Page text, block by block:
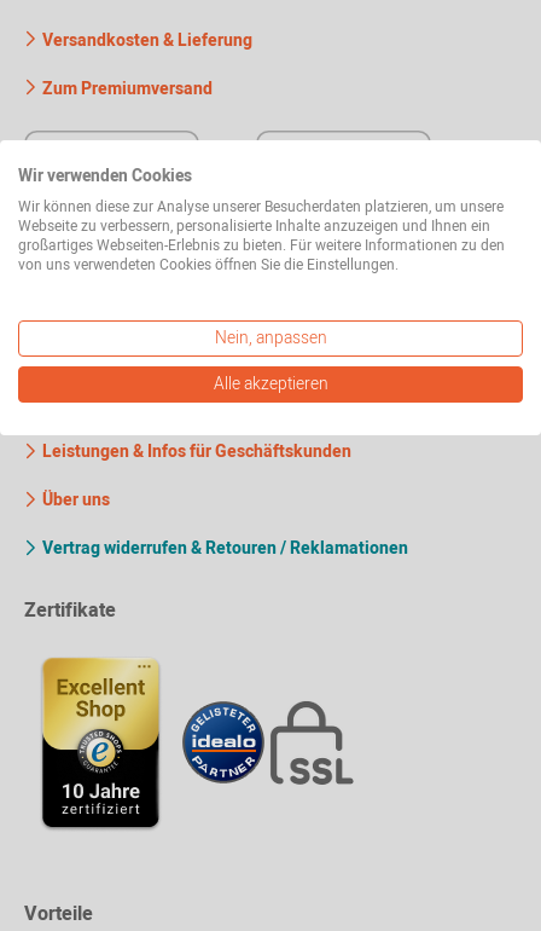
Versandkosten & Lieferung
Zum Premiumversand
Wissenswertes
Häufig gestellte Fragen
Leistungen & Infos für Geschäftskunden
Über uns
Vertrag widerrufen & Retouren / Reklamationen
Zertifikate
Vorteile
Wir verwenden Cookies
Wir können diese zur Analyse unserer Besucherdaten platzieren, um unsere
Webseite zu verbessern, personalisierte Inhalte anzuzeigen und Ihnen ein
großartiges Webseiten-Erlebnis zu bieten. Für weitere Informationen zu den
von uns verwendeten Cookies öffnen Sie die Einstellungen.
Nein, anpassen
Alle akzeptieren